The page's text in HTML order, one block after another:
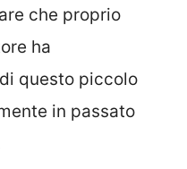
che proprio
ha
questo piccolo
in passato